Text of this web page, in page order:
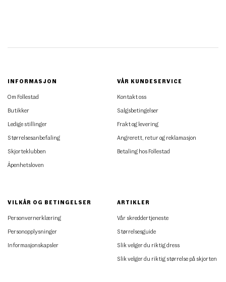
INFORMASJON
Om Follestad
Butikker
Ledige stillinger
Størrelsesanbefaling
Skjorteklubben
Åpenhetsloven
VÅR KUNDESERVICE
Kontakt oss
Salgsbetingelser
Frakt og levering
Angrerett, retur og reklamasjon
Betaling hos Follestad
VILKÅR OG BETINGELSER
Personvernerklæring
Personopplysninger
Informasjonskapsler
ARTIKLER
Vår skreddertjeneste
Størrelsesguide
Slik velger du riktig dress
Slik velger du riktig størrelse på skjorten